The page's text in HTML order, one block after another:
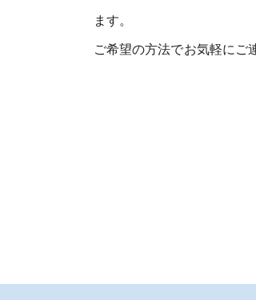
ます。
ご希望の方法でお気軽にご